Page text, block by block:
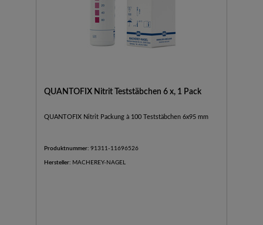
QUANTOFIX Nitrit Teststäbchen 6 x, 1 Pack
QUANTOFIX Nitrit Packung à 100 Teststäbchen 6x95 mm
Produktnummer: 91311-11696526
Hersteller: MACHEREY-NAGEL